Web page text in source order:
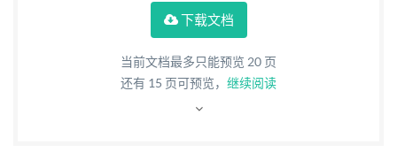
下载文档
当前文档最多只能预览 20 页
还有 15 页可预览， 继续阅读